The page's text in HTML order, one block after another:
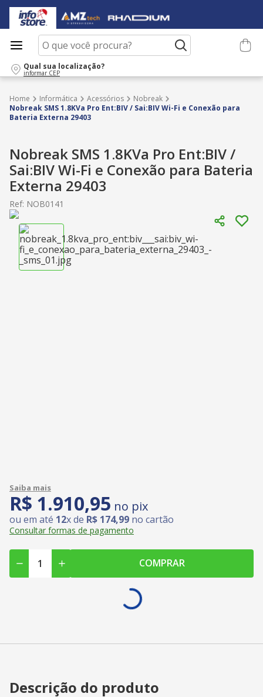
O que você procura?
Qual sua localização?
informar CEP
Informática Acessórios
Nobreak
Nobreak SMS 1.8KVa Pro Ent:BIV / Sai:BIV Wi-Fi e Conexão para
Bateria Externa 29403
Nobreak SMS 1.8KVa Pro Ent:BIV /
Sai:BIV Wi-Fi e Conexão para Bateria
Externa 29403
Ref: NOB0141
R$ 1.910,95 no pix
ou em até 12x de R$ 174,99 no cartão
Consultar formas de pagamento
COMPRAR
Descrição do produto